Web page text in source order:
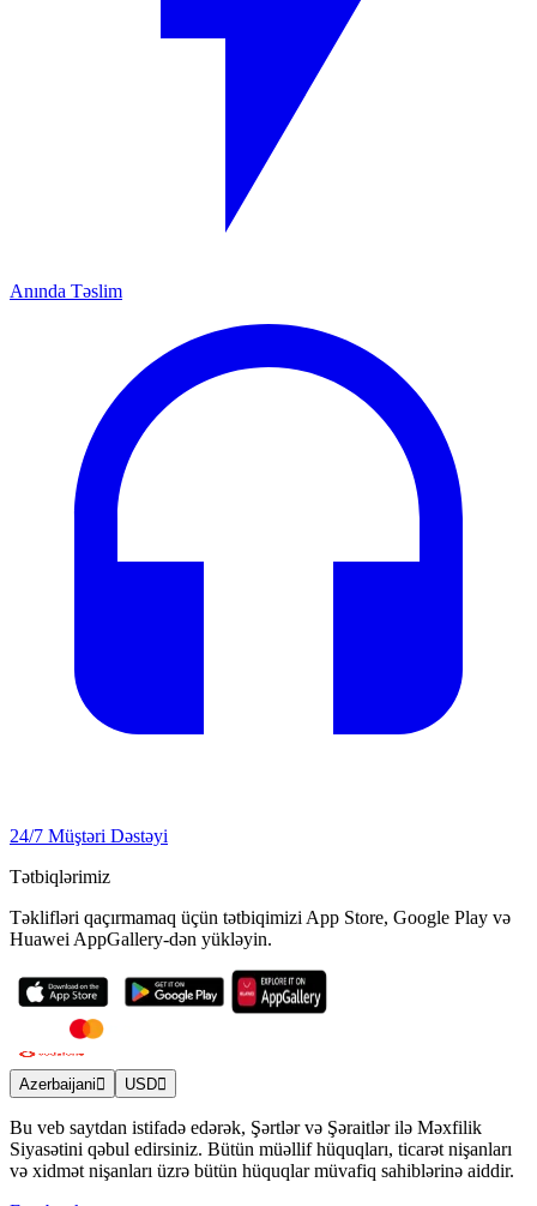
Anında Təslim
24/7 Müştəri Dəstəyi
Tətbiqlərimiz
Təklifləri qaçırmamaq üçün tətbiqimizi App Store, Google Play və
Huawei AppGallery-dən yükləyin.
Azerbaijani USD
Bu veb saytdan istifadə edərək, Şərtlər və Şəraitlər ilə Məxfilik
Siyasətini qəbul edirsiniz. Bütün müəllif hüquqları, ticarət nişanları
və xidmət nişanları üzrə bütün hüquqlar müvafiq sahiblərinə aiddir.